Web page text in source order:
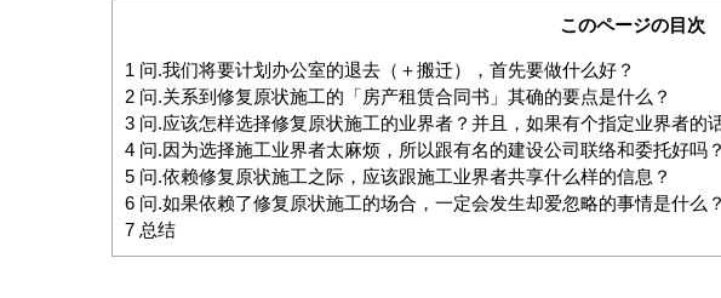
このページの目次
1 问.我们将要计划办公室的退去（＋搬迁），首先要做什么好？
2 问.关系到修复原状施工的「房产租赁合同书」其确的要点是什么？
3 问.应该怎样选择修复原状施工的业界者？并且，如果有个指定业界者的
4 问.因为选择施工业界者太麻烦，所以跟有名的建设公司联络和委托好吗？
5 问.依赖修复原状施工之际，应该跟施工业界者共享什么样的信息？
6 问.如果依赖了修复原状施工的场合，一定会发生却爱忽略的事情是什么？
7 总结